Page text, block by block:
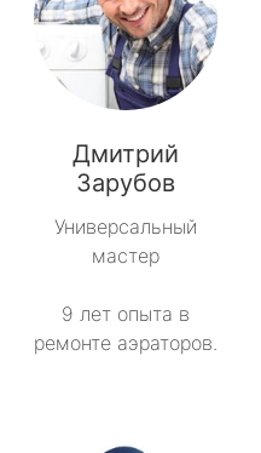
Дмитрий
Зарубов
Универсальный
мастер
9 лет опыта в
ремонте аэраторов.